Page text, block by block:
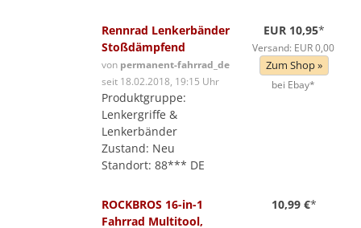
Rennrad Lenkerbänder
Stoßdämpfend
von permanent-fahrrad_de
seit 18.02.2018, 19:15 Uhr
Produktgruppe:
Lenkergriffe &
Lenkerbänder
Zustand: Neu
Standort: 88*** DE
EUR 10,95*
Versand: EUR 0,00
Zum Shop »
bei Ebay*
ROCKBROS 16-in-1
Fahrrad Multitool,
10,99 €*